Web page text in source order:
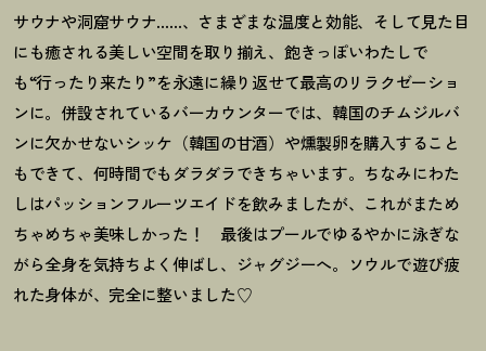
サウナや洞窟サウナ……、さまざまな温度と効能、そして見た目
にも癒される美しい空間を取り揃え、飽きっぽいわたしで
も“行ったり来たり”を永遠に繰り返せて最高のリラクゼーショ
ンに。併設されているバーカウンターでは、韓国のチムジルバ
ンに欠かせないシッケ（韓国の甘酒）や燻製卵を購入すること
もできて、何時間でもダラダラできちゃいます。ちなみにわた
しはパッションフルーツエイドを飲みましたが、これがまため
ちゃめちゃ美味しかった ！
最後はプールでゆるやかに泳ぎな
がら全身を気持ちよく伸ばし、ジャグジーへ。ソウルで遊び疲
れた身体が、完全に整いました♡